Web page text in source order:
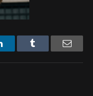
LinkedIn Email